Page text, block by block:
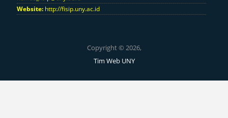
Website: http://fisip.uny.ac.id
Copyright © 2026,
Tim Web UNY